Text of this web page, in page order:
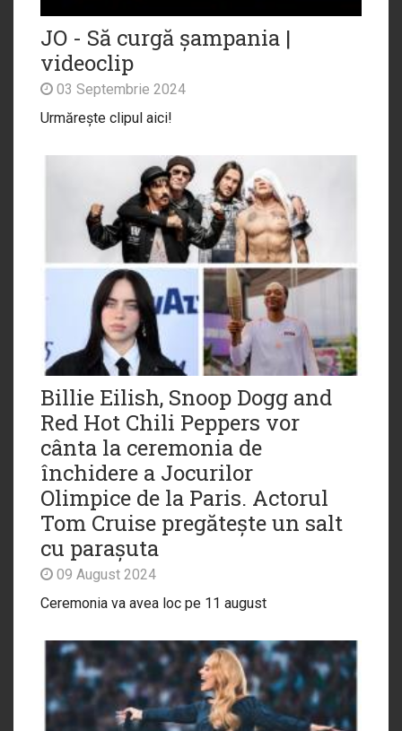
JO - Să curgă șampania |
videoclip
03 Septembrie 2024
Urmărește clipul aici!
Billie Eilish, Snoop Dogg and
Red Hot Chili Peppers vor
cânta la ceremonia de
închidere a Jocurilor
Olimpice de la Paris. Actorul
Tom Cruise pregătește un salt
cu parașuta
09 August 2024
Ceremonia va avea loc pe 11 august